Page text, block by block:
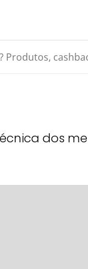
cashback,
dos